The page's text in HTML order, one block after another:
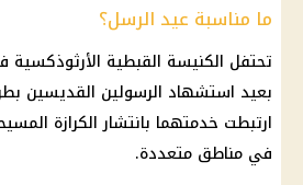
ما مناسبة عيد الرسل؟
تحتفل الكنيسة القبطية الأرثوذكسية
بعيد استشهاد الرسولين القديسين
ارتبطت خدمتهما بانتشار الكرازة
في مناطق متعددة.